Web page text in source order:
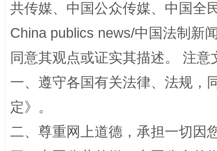
共传媒、中国公众传媒、中国全
China publics news/中国法制新
同意其观点或证实其描述。 注
一、遵守各国有关法律、法规，
定》。
二、尊重网上道德，承担一切因